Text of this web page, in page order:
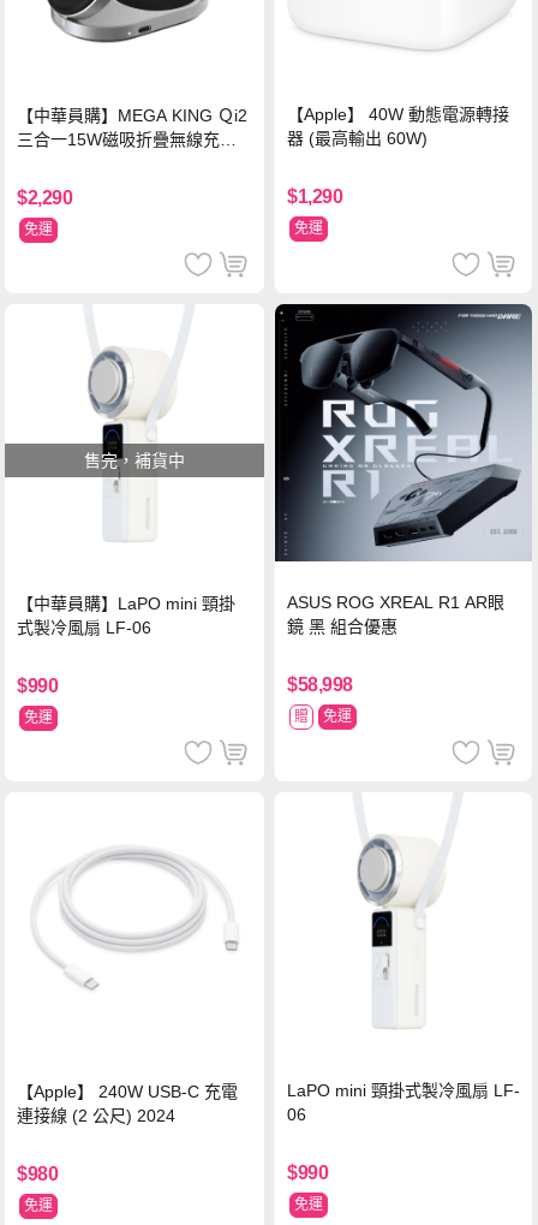
【中華員購】MEGA KING Ｑi2
三合一15W磁吸折疊無線充電
$2,290
免運
【Apple】 40W 動態電源轉接
器 (最高輸出 60W)
$1,290
免運
售完，補貨中
【中華員購】LaPO mini 頸掛
式製冷風扇 LF-06
$990
免運
ASUS ROG XREAL R1 AR眼
鏡 黑 組合優惠
$58,998
贈 免運
【Apple】 240W USB-C 充電
連接線 (2 公尺) 2024
$980
免運
LaPO mini 頸掛式製冷風扇 LF-
06
$990
免運